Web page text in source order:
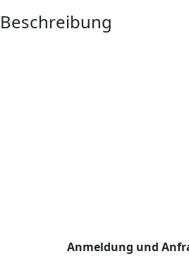
Beschreibung
Anmeldung und